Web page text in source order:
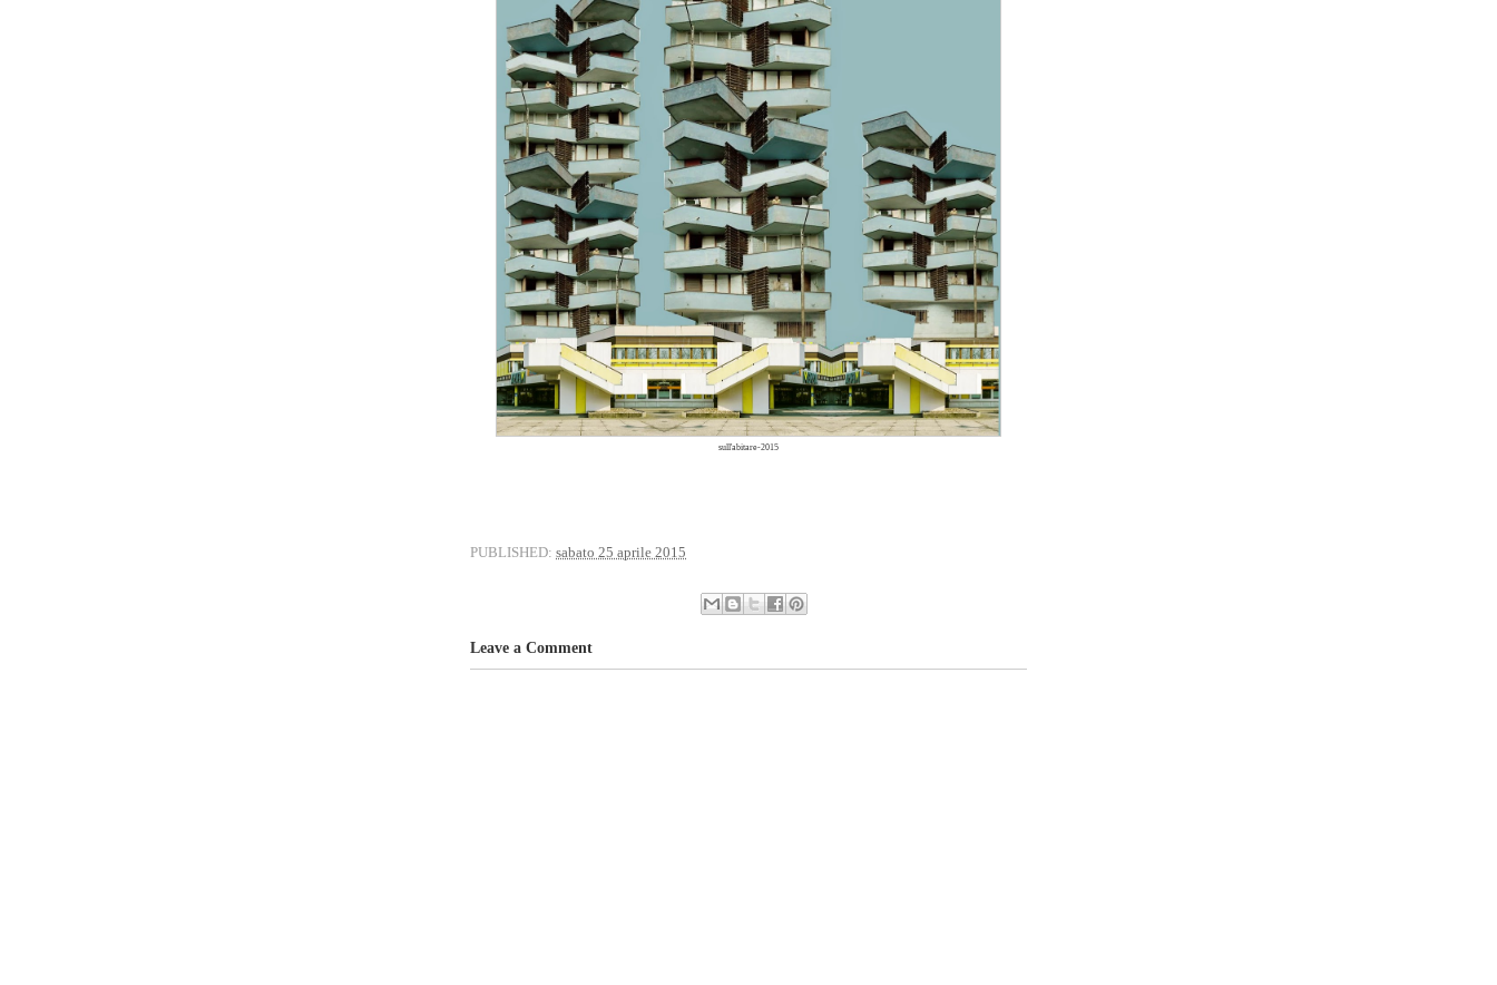
sull'abitare-2015
PUBLISHED: sabato 25 aprile 2015
Leave a Comment